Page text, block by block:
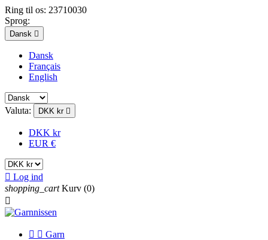
Ring til os: 23710030
Sprog:
Dansk 
Dansk
Français
English
Valuta: DKK kr 
DKK kr
EUR €
 Log ind
shopping_cart Kurv (0)

  Garn